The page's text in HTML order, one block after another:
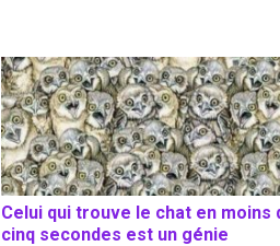
Celui qui trouve le chat en moins
cinq secondes est un génie